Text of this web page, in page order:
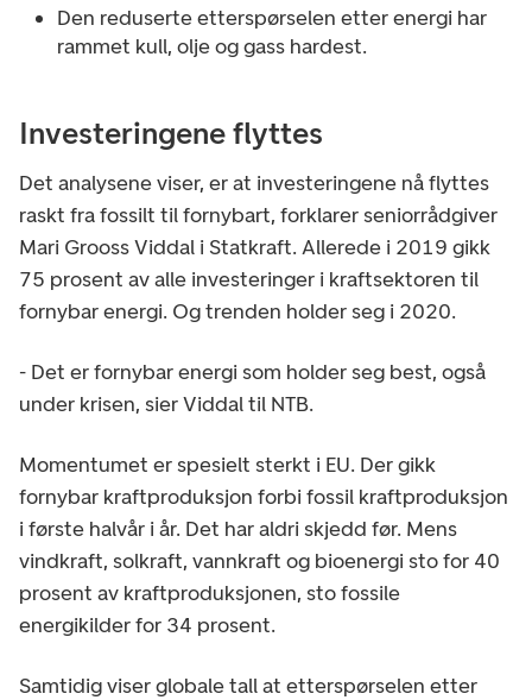
Den reduserte etterspørselen etter energi har
rammet kull, olje og gass hardest.
Investeringene flyttes
Det analysene viser, er at investeringene nå flyttes
raskt fra fossilt til fornybart, forklarer seniorrådgiver
Mari Grooss Viddal i Statkraft. Allerede i 2019 gikk
75 prosent av alle investeringer i kraftsektoren til
fornybar energi. Og trenden holder seg i 2020.
- Det er fornybar energi som holder seg best, også
under krisen, sier Viddal til NTB.
Momentumet er spesielt sterkt i EU. Der gikk
fornybar kraftproduksjon forbi fossil kraftproduksjon
i første halvår i år. Det har aldri skjedd før. Mens
vindkraft, solkraft, vannkraft og bioenergi sto for 40
prosent av kraftproduksjonen, sto fossile
energikilder for 34 prosent.
Samtidig viser globale tall at etterspørselen etter